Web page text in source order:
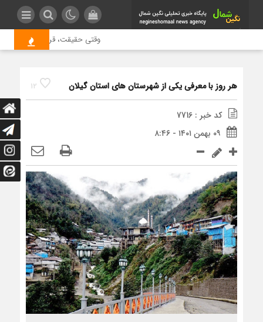
وقتی حقیقت، قربانی بازدید
12 هر روز با معرفی یکی از شهرستان های استان گیلان
کد خبر : 7716
۰۹ بهمن ۱۴۰۱ - ۸:۴۶